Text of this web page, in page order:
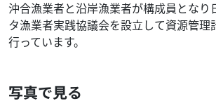
沖合漁業者と沿岸漁業者が構成員となり
タ漁業者実践協議会を設立して資源管理
行っています。
写真で見る